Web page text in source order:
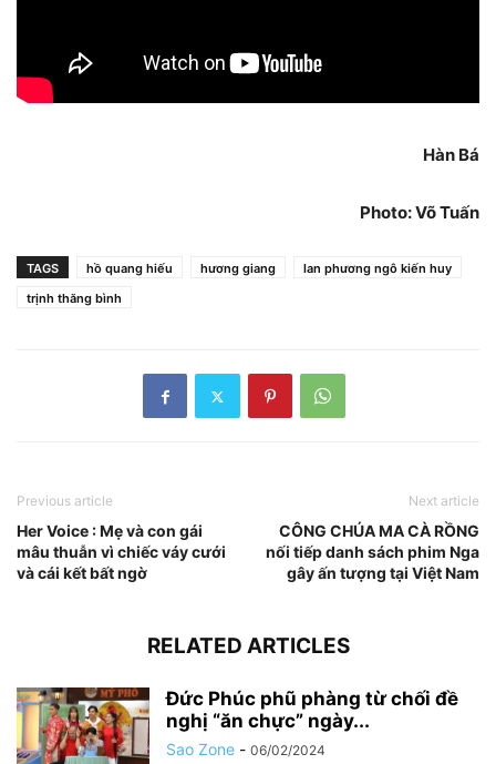
Hàn Bá
Photo: Võ Tuấn
TAGS hồ quang hiếu hương giang
lan phương ngô kiến huy
trịnh thăng bình
Previous article
Her Voice : Mẹ và con gái
mâu thuẫn vì chiếc váy cưới
và cái kết bất ngờ
Next article
CÔNG CHÚA MA CÀ RỒNG
nối tiếp danh sách phim Nga
gây ấn tượng tại Việt Nam
RELATED ARTICLES
Đức Phúc phũ phàng từ chối đề
nghị “ăn chực” ngày...
Sao Zone - 06/02/2024